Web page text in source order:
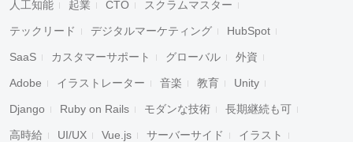
人工知能 起業 CTO スクラムマスター
テックリード デジタルマーケティング HubSpot
SaaS カスタマーサポート グローバル 外資
Adobe イラストレーター 音楽 教育 Unity
Django Ruby on Rails モダンな技術 長期継続も可
高時給 UI/UX Vue.js サーバーサイド イラスト